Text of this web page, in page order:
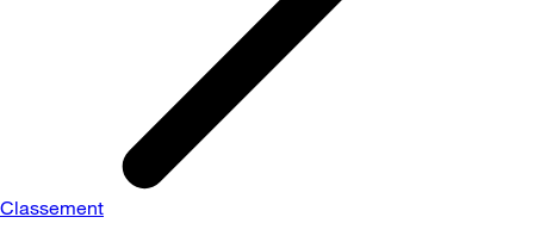
Classement